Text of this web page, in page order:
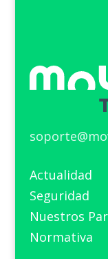
Actualidad
Seguridad
Nuestros
Normativa